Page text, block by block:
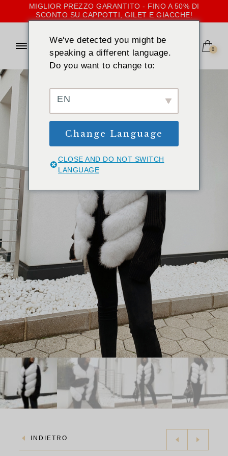
MIGLIOR PREZZO GARANTITO - FINO A 50% DI
SCONTO SU CAPPOTTI, GILET E GIACCHE!
0
INDIETRO
We've detected you might be
speaking a different language.
Do you want to change to:
EN
Change Language
CLOSE AND DO NOT SWITCH
LANGUAGE